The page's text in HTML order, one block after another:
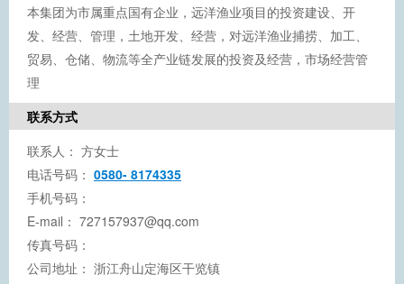
本集团为市属重点国有企业，远洋渔业项目的投资建设、开
发、经营、管理，土地开发、经营，对远洋渔业捕捞、加工、
贸易、仓储、物流等全产业链发展的投资及经营，市场经营管
理
联系方式
联系人： 方女士
电话号码： 0580- 8174335
手机号码：
E-mail： 727157937@qq.com
传真号码：
公司地址： 浙江舟山定海区干览镇